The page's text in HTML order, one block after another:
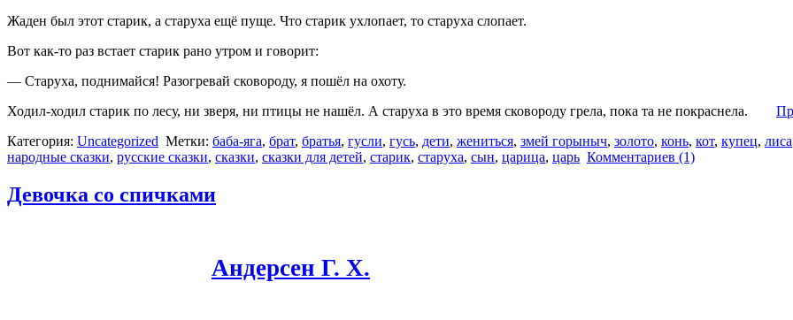
Жаден был этот старик, а старуха ещё пуще. Что старик ухлопает, то старуха слопает.
Вот как-то раз встает старик рано утром и говорит:
— Старуха, поднимайся! Разогревай сковороду, я пошёл на охоту.
Ходил-ходил старик по лесу, ни зверя, ни птицы не нашёл. А старуха в это время сковороду грела, пока та не покраснела.
Категория: Uncategorized Метки: баба-яга, брат, братья, гусли, гусь, дети, жениться, змей горыныч, золото, конь, кот, купец, лиса
народные сказки, русские сказки, сказки, сказки для детей, старик, старуха, сын, царица, царь Комментариев (1)
Девочка со спичками
Андерсен Г. Х.